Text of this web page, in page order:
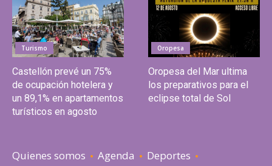
Turismo
Castellón prevé un 75%
de ocupación hotelera y
un 89,1% en apartamentos
turísticos en agosto
Oropesa
Oropesa del Mar ultima
los preparativos para el
eclipse total de Sol
Quienes somos Agenda
Deportes